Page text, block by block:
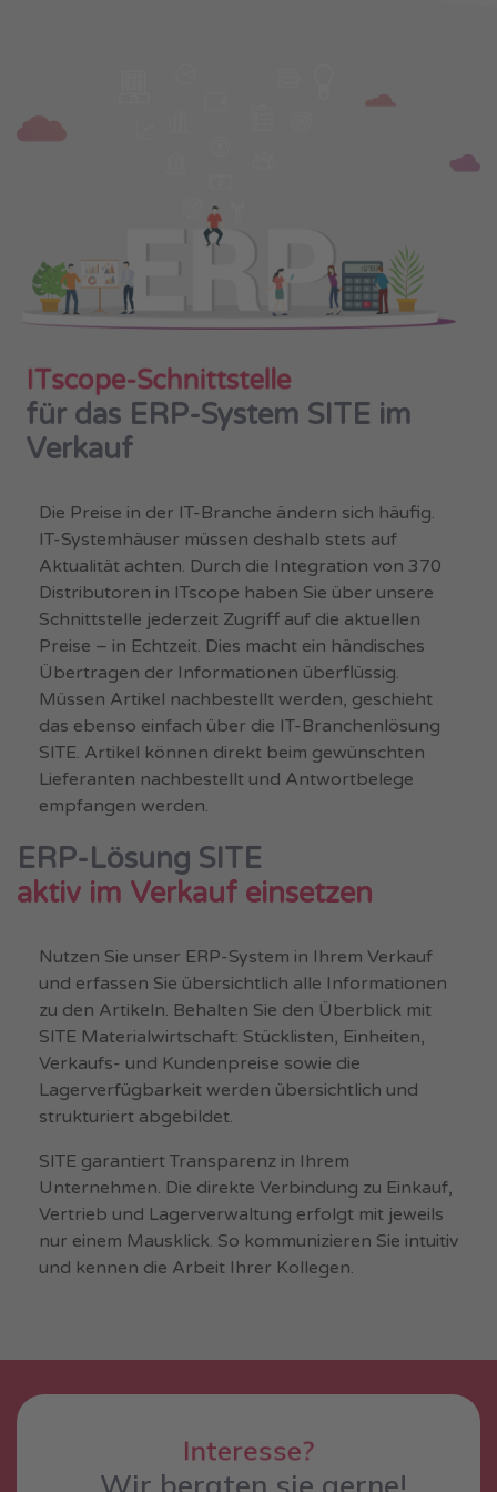
Tscope-Schnittstelle
für das ERP-System SITE im
Verkauf
Die Preise in der IT-Branche ändern sich häufig.
IT-Systemhäuser müssen deshalb stets auf
Aktualität achten. Durch die Integration von 370
Distributoren in ITscope haben Sie über unsere
Schnittstelle jederzeit Zugriff auf die aktuellen
Preise – in Echtzeit. Dies macht ein händisches
Übertragen der Informationen überflüssig.
Müssen Artikel nachbestellt werden, geschieht
das ebenso einfach über die IT-Branchenlösung
SITE. Artikel können direkt beim gewünschten
Lieferanten nachbestellt und Antwortbelege
empfangen werden.
ERP-Lösung SITE
aktiv im Verkauf einsetzen
Nutzen Sie unser ERP-System in Ihrem Verkauf
und erfassen Sie übersichtlich alle Informationen
zu den Artikeln. Behalten Sie den Überblick mit
SITE Materialwirtschaft: Stücklisten, Einheiten,
Verkaufs- und Kundenpreise sowie die
Lagerverfügbarkeit werden übersichtlich und
strukturiert abgebildet.
SITE garantiert Transparenz in Ihrem
Unternehmen. Die direkte Verbindung zu Einkauf,
Vertrieb und Lagerverwaltung erfolgt mit jeweils
nur einem Mausklick. So kommunizieren Sie intuitiv
und kennen die Arbeit Ihrer Kollegen.
F
Interesse?